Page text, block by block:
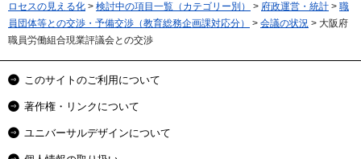
ロセスの見える化 > 検討中の項目一覧（カテゴリー別） > 府政運営・統計 > 職
員団体等との交渉・予備交渉（教育総務企画課対応分）
> 会議の状況 > 大阪府
職員労働組合現業評議会との交渉
このサイトのご利用について
著作権・リンクについて
ユニバーサルデザインについて